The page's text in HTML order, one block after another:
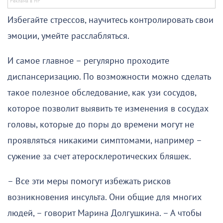
Избегайте стрессов, научитесь контролировать свои
эмоции, умейте расслабляться.
И самое главное – регулярно проходите
диспансеризацию. По возможности можно сделать
такое полезное обследование, как узи сосудов,
которое позволит выявить те изменения в сосудах
головы, которые до поры до времени могут не
проявляться никакими симптомами, например –
сужение за счет атеросклеротических бляшек.
– Все эти меры помогут избежать рисков
возникновения инсульта. Они общие для многих
людей, – говорит Марина Долгушкина. – А чтобы